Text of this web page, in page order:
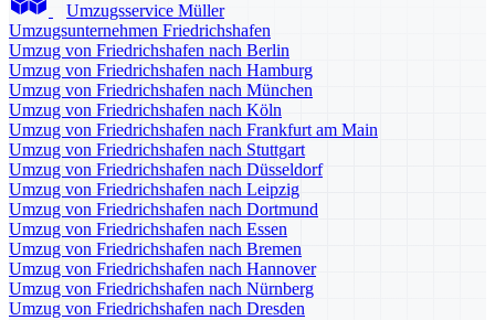
Umzugsservice Müller
Umzugsunternehmen Friedrichshafen
Umzug von Friedrichshafen nach Berlin
Umzug von Friedrichshafen nach Hamburg
Umzug von Friedrichshafen nach München
Umzug von Friedrichshafen nach Köln
Umzug von Friedrichshafen nach Frankfurt am Main
Umzug von Friedrichshafen nach Stuttgart
Umzug von Friedrichshafen nach Düsseldorf
Umzug von Friedrichshafen nach Leipzig
Umzug von Friedrichshafen nach Dortmund
Umzug von Friedrichshafen nach Essen
Umzug von Friedrichshafen nach Bremen
Umzug von Friedrichshafen nach Hannover
Umzug von Friedrichshafen nach Nürnberg
Umzug von Friedrichshafen nach Dresden